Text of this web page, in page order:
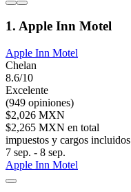
1. Apple Inn Motel
Apple Inn Motel
Chelan
8.6/10
Excelente
(949 opiniones)
$2,026 MXN
$2,265 MXN en total
impuestos y cargos incluidos
7 sep. - 8 sep.
Apple Inn Motel